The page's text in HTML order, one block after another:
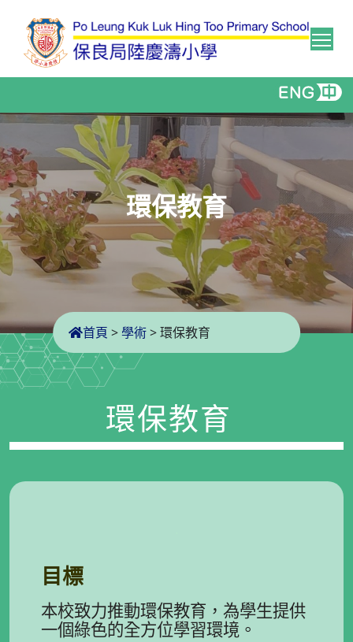
環保教育
首頁 >學術>環保教育
環保教育
目標
本校致力推動環保教育，為學生提供
一個綠色的全方位學習環境。